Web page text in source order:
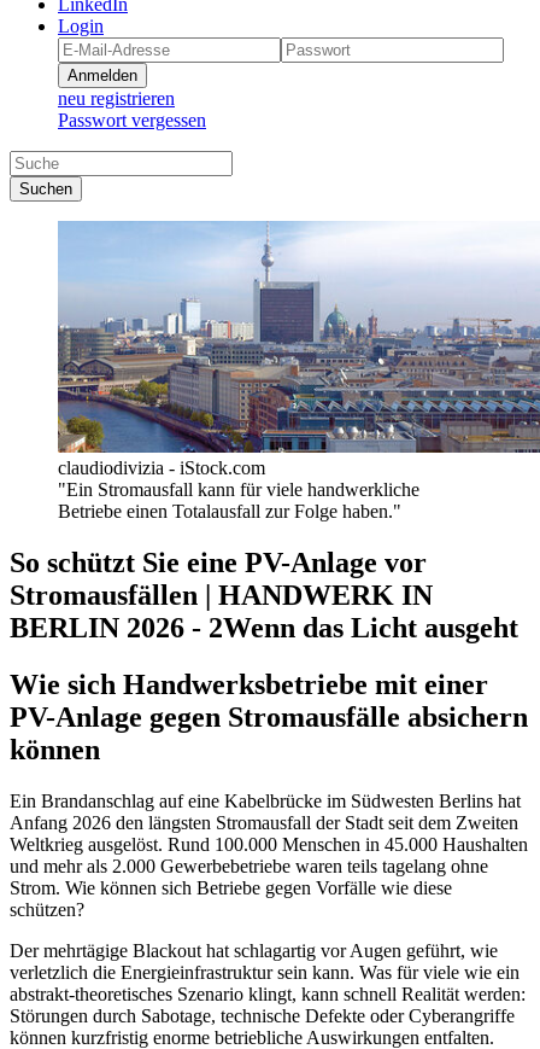
LinkedIn
Login
Anmelden
neu registrieren
Passwort vergessen
Suchen
claudiodivizia - iStock.com
"Ein Stromausfall kann für viele handwerkliche
Betriebe einen Totalausfall zur Folge haben."
So schützt Sie eine PV-Anlage vor
Stromausfällen | HANDWERK IN
BERLIN 2026 - 2Wenn das Licht ausgeht
Wie sich Handwerksbetriebe mit einer
PV-Anlage gegen Stromausfälle absichern
können
Ein Brandanschlag auf eine Kabelbrücke im Südwesten Berlins hat
Anfang 2026 den längsten Stromausfall der Stadt seit dem Zweiten
Weltkrieg ausgelöst. Rund 100.000 Menschen in 45.000 Haushalten
und mehr als 2.000 Gewerbebetriebe waren teils tagelang ohne
Strom. Wie können sich Betriebe gegen Vorfälle wie diese
schützen?
Der mehrtägige Blackout hat schlagartig vor Augen geführt, wie
verletzlich die Energieinfrastruktur sein kann. Was für viele wie ein
abstrakt-theoretisches Szenario klingt, kann schnell Realität werden:
Störungen durch Sabotage, technische Defekte oder Cyberangriffe
können kurzfristig enorme betriebliche Auswirkungen entfalten.